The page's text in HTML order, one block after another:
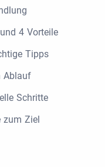
4 Vorteile
Tipps
Ablauf
Schritte
zum Ziel